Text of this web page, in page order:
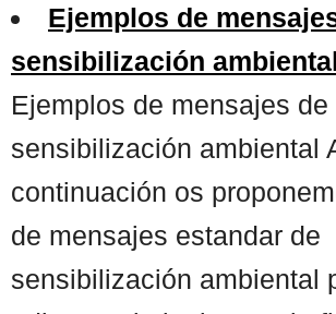
Ejemplos de
sensibilización
Ejemplos de mensajes de
sensibilización ambiental
continuación os
de mensajes estandar de
sensibilización ambiental